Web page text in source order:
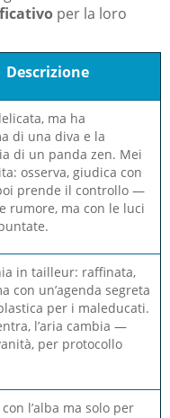
per la loro
Descrizione
ma ha
di una diva e la
di un panda zen. Mei
osserva, giudica con
prende il controllo —
rumore, ma con le luci
in tailleur: raffinata,
con un’agenda segreta
per i maleducati.
l’aria cambia —
per protocollo
l’alba ma solo per